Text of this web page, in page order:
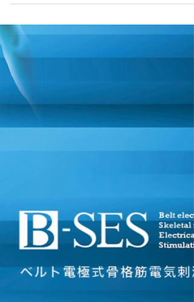
「サルコペニア」は、様々な病気の誘因になる
し、寿命の短縮にもつながります。運動が不足し
ている状態で筋肉が減少するメカニズムは、単に
筋肉に刺激が入らないから自然に筋肉が溶けてい
るだけでなく、積極的に筋肉を溶かすスイッチが
入ってしまうよ...